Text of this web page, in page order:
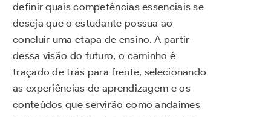
definir quais competências essenciais se
deseja que o estudante possua ao
concluir uma etapa de ensino. A partir
dessa visão do futuro, o caminho é
traçado de trás para frente, selecionando
as experiências de aprendizagem e os
conteúdos que servirão como andaimes